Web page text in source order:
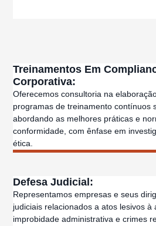
Defesa Judicial:
Representamos empresas e seus
judiciais relacionados a atos lesivos à
improbidade administrativa e crimes
Treinamentos Em
Corporativa:
Oferecemos consultoria na
programas de treinamento contínuos
abordando as melhores práticas e
conformidade, com ênfase em
ética.